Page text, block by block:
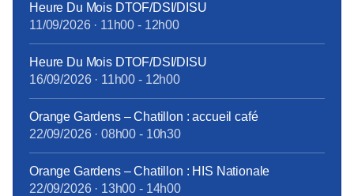
Heure Du Mois DTOF/DSI/DISU
11/09/2026· 11h00 - 12h00
Heure Du Mois DTOF/DSI/DISU
16/09/2026· 11h00 - 12h00
Orange Gardens – Chatillon : accueil café
22/09/2026· 08h00 - 10h30
Orange Gardens – Chatillon : HIS Nationale
22/09/2026· 13h00 - 14h00